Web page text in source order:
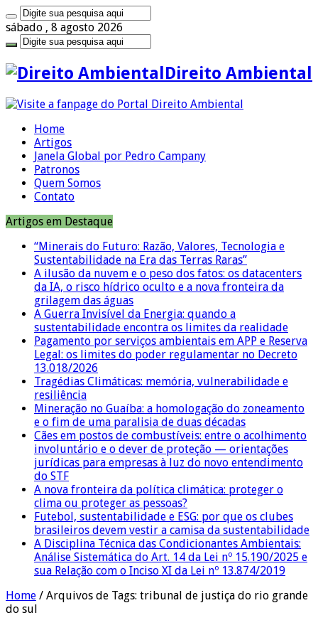
sábado , 8 agosto 2026
Direito Ambiental
Home
Artigos
Janela Global por Pedro Campany
Patronos
Quem Somos
Contato
Artigos em Destaque
“Minerais do Futuro: Razão, Valores, Tecnologia e
Sustentabilidade na Era das Terras Raras”
A ilusão da nuvem e o peso dos fatos: os datacenters
da IA, o risco hídrico oculto e a nova fronteira da
grilagem das águas
A Guerra Invisível da Energia: quando a
sustentabilidade encontra os limites da realidade
Pagamento por serviços ambientais em APP e Reserva
Legal: os limites do poder regulamentar no Decreto
13.018/2026
Tragédias Climáticas: memória, vulnerabilidade e
resiliência
Mineração no Guaíba: a homologação do zoneamento
e o fim de uma paralisia de duas décadas
Cães em postos de combustíveis: entre o acolhimento
involuntário e o dever de proteção — orientações
jurídicas para empresas à luz do novo entendimento
do STF
A nova fronteira da política climática: proteger o
clima ou proteger as pessoas?
Futebol, sustentabilidade e ESG: por que os clubes
brasileiros devem vestir a camisa da sustentabilidade
A Disciplina Técnica das Condicionantes Ambientais:
Análise Sistemática do Art. 14 da Lei nº 15.190/2025 e
sua Relação com o Inciso XI da Lei nº 13.874/2019
Home / Arquivos de Tags: tribunal de justiça do rio grande
do sul